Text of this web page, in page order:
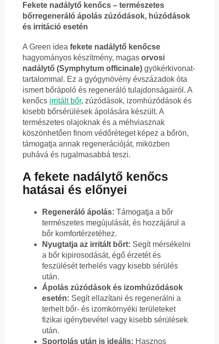
Fekete nadálytő kenőcs – természetes
bőrregeneráló ápolás zúzódások, húzódások
és irritáció esetén
A Green idea fekete nadálytő kenőcse
hagyományos készítmény, magas orvosi
nadálytő (Symphytum officinale) gyökérkivonat-
tartalommal. Ez a gyógynövény évszázadok óta
ismert bőrápoló és regeneráló tulajdonságairól. A
kenőcs irritált bőr, zúzódások, izomhúzódások és
kisebb bőrsérülések ápolására készült. A
természetes olajoknak és a méhviasznak
köszönhetően finom védőréteget képez a bőrön,
támogatja annak regenerációját, miközben
puhává és rugalmasabbá teszi.
A fekete nadálytő kenőcs
hatásai és előnyei
Regeneráló ápolás: Támogatja a bőr
természetes megújulását, és hozzájárul a
bőr komfortérzetéhez.
Nyugtatja az irritált bőrt: Segít mérsékelni
a bőr kipirosodását, égő érzetét és
feszülését terhelés vagy kisebb sérülés
után.
Ápolás zúzódások és izomhúzódások
esetén: Segít ellazítani és regenerálni a
terhelt bőr- és izomkörnyéki területeket
fizikai igénybevétel vagy kisebb sérülések
után.
Sportolás után is ideális: Hasznos